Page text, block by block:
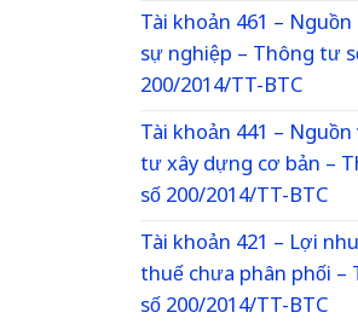
Tài khoản 461 –
sự nghiệp – Thông tư
200/2014/TT-BTC
Tài khoản 441 –
tư xây dựng cơ bản –
số 200/2014/TT-BTC
Tài khoản 421 – Lợi
thuế chưa phân phối
số 200/2014/TT-BTC